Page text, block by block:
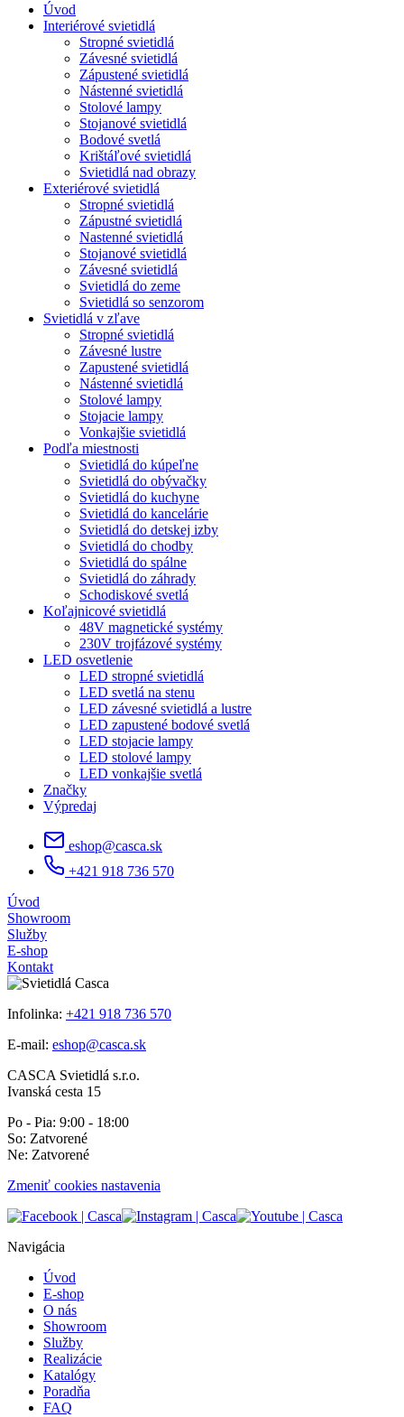
Úvod
Interiérové svietidlá
Stropné svietidlá
Závesné svietidlá
Zápustené svietidlá
Nástenné svietidlá
Stolové lampy
Stojanové svietidlá
Bodové svetlá
Krištáľové svietidlá
Svietidlá nad obrazy
Exteriérové svietidlá
Stropné svietidlá
Zápustné svietidlá
Nastenné svietidlá
Stojanové svietidlá
Závesné svietidlá
Svietidlá do zeme
Svietidlá so senzorom
Svietidlá v zľave
Stropné svietidlá
Závesné lustre
Zapustené svietidlá
Nástenné svietidlá
Stolové lampy
Stojacie lampy
Vonkajšie svietidlá
Podľa miestnosti
Svietidlá do kúpeľne
Svietidlá do obývačky
Svietidlá do kuchyne
Svietidlá do kancelárie
Svietidlá do detskej izby
Svietidlá do chodby
Svietidlá do spálne
Svietidlá do záhrady
Schodiskové svetlá
Koľajnicové svietidlá
48V magnetické systémy
230V trojfázové systémy
LED osvetlenie
LED stropné svietidlá
LED svetlá na stenu
LED závesné svietidlá a lustre
LED zapustené bodové svetlá
LED stojacie lampy
LED stolové lampy
LED vonkajšie svetlá
Značky
Výpredaj
eshop@casca.sk
+421 918 736 570
Úvod
Showroom
Služby
E-shop
Kontakt
Infolinka: +421 918 736 570
E-mail: eshop@casca.sk
CASCA Svietidlá s.r.o.
Ivanská cesta 15
Po - Pia: 9:00 - 18:00
So: Zatvorené
Ne: Zatvorené
Zmeniť cookies nastavenia
Navigácia
Úvod
E-shop
O nás
Showroom
Služby
Realizácie
Katalógy
Poradňa
FAQ